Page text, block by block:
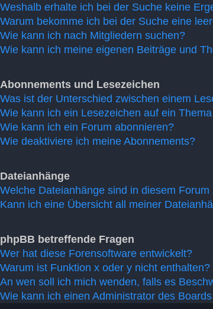
Weshalb erhalte ich bei der Suche keine
Warum bekomme ich bei der Suche eine
Wie kann ich nach Mitgliedern suchen?
Wie kann ich meine eigenen Beiträge und
Abonnements und Lesezeichen
Was ist der Unterschied zwischen einem
Wie kann ich ein Lesezeichen auf ein
Wie kann ich ein Forum abonnieren?
Wie deaktiviere ich meine Abonnements?
Dateianhänge
Welche Dateianhänge sind in diesem Forum
Kann ich eine Übersicht all meiner
phpBB betreffende Fragen
Wer hat diese Forensoftware entwickelt?
Warum ist Funktion x oder y nicht enthalten?
An wen soll ich mich wenden, falls es
Wie kann ich einen Administrator des